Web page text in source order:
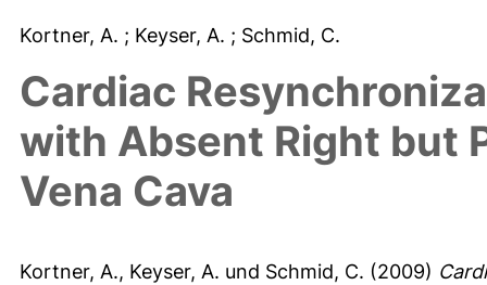
Kortner, A. ; Keyser, A. ; Schmid, C.
Cardiac
with Absent Right but
Vena Cava
Kortner, A., Keyser, A. und Schmid, C. (2009)